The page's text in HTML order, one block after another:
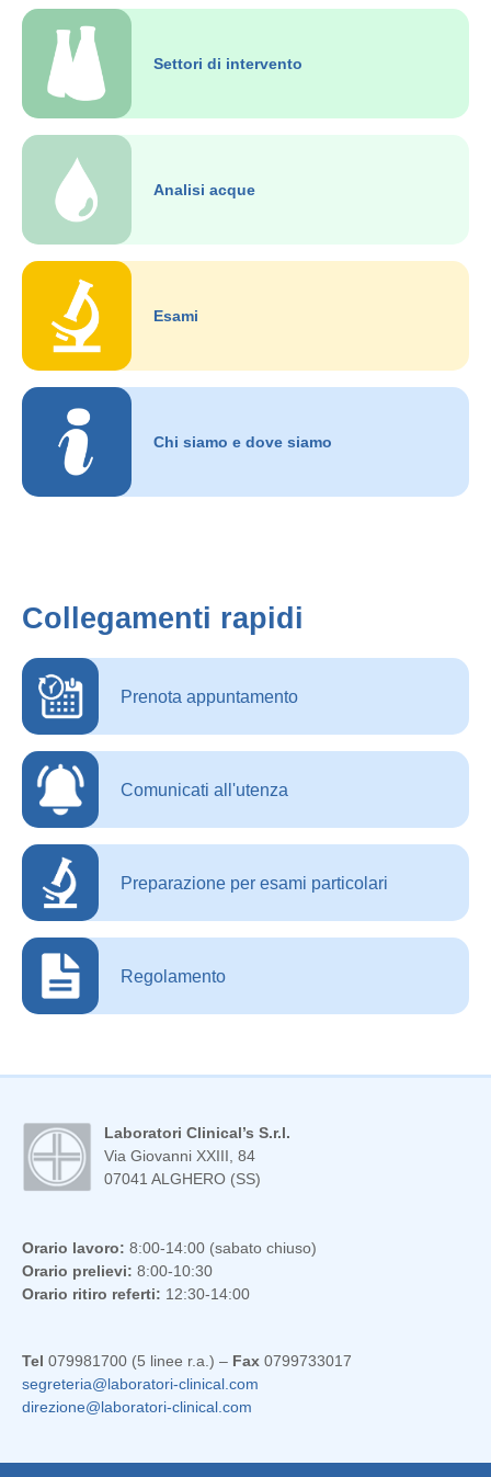
Settori di intervento
Analisi acque
Esami
Chi siamo e dove siamo
Collegamenti rapidi
Prenota appuntamento
Comunicati all'utenza
Preparazione per esami particolari
Regolamento
Laboratori Clinical’s S.r.l.
Via Giovanni XXIII, 84
07041 ALGHERO (SS)
Orario lavoro: 8:00-14:00 (sabato chiuso)
Orario prelievi: 8:00-10:30
Orario ritiro referti: 12:30-14:00
Tel 079981700 (5 linee r.a.) – Fax 0799733017
segreteria@laboratori-clinical.com
direzione@laboratori-clinical.com